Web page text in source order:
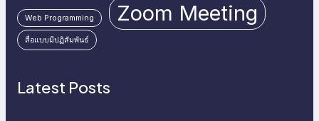
Web Programming Zoom Meeting
สื่อแบบมีปฏิสัมพันธ์
Latest Posts